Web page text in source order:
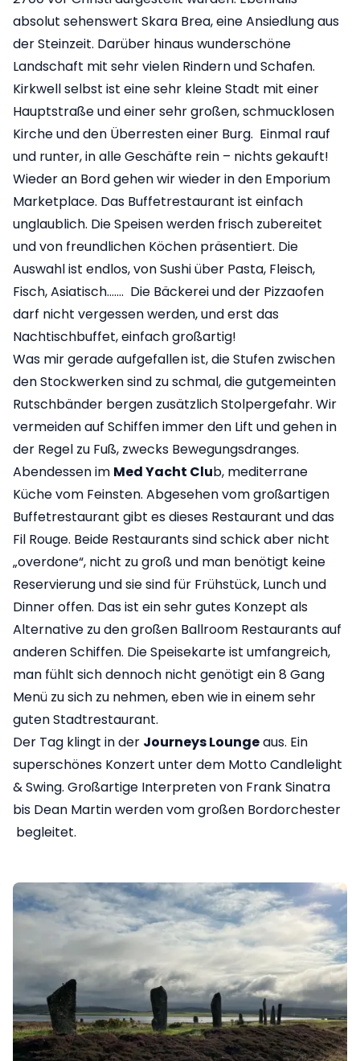
absolut sehenswert Skara Brea, eine Ansiedlung aus
der Steinzeit. Darüber hinaus wunderschöne
Landschaft mit sehr vielen Rindern und Schafen.
Kirkwell selbst ist eine sehr kleine Stadt mit einer
Hauptstraße und einer sehr großen, schmucklosen
Kirche und den Überresten einer Burg. Einmal rauf
und runter, in alle Geschäfte rein – nichts gekauft!
Wieder an Bord gehen wir wieder in den Emporium
Marketplace. Das Buffetrestaurant ist einfach
unglaublich. Die Speisen werden frisch zubereitet
und von freundlichen Köchen präsentiert. Die
Auswahl ist endlos, von Sushi über Pasta, Fleisch,
Fisch, Asiatisch……. Die Bäckerei und der Pizzaofen
darf nicht vergessen werden, und erst das
Nachtischbuffet, einfach großartig!
Was mir gerade aufgefallen ist, die Stufen zwischen
den Stockwerken sind zu schmal, die gutgemeinten
Rutschbänder bergen zusätzlich Stolpergefahr. Wir
vermeiden auf Schiffen immer den Lift und gehen in
der Regel zu Fuß, zwecks Bewegungsdranges.
Abendessen im Med Yacht Club, mediterrane
Küche vom Feinsten. Abgesehen vom großartigen
Buffetrestaurant gibt es dieses Restaurant und das
Fil Rouge. Beide Restaurants sind schick aber nicht
„overdone“, nicht zu groß und man benötigt keine
Reservierung und sie sind für Frühstück, Lunch und
Dinner offen. Das ist ein sehr gutes Konzept als
Alternative zu den großen Ballroom Restaurants auf
anderen Schiffen. Die Speisekarte ist umfangreich,
man fühlt sich dennoch nicht genötigt ein 8 Gang
Menü zu sich zu nehmen, eben wie in einem sehr
guten Stadtrestaurant.
Der Tag klingt in der Journeys Loungeaus. Ein
superschönes Konzert unter dem Motto Candlelight
& Swing. Großartige Interpreten von Frank Sinatra
bis Dean Martin werden vom großen Bordorchester
begleitet.